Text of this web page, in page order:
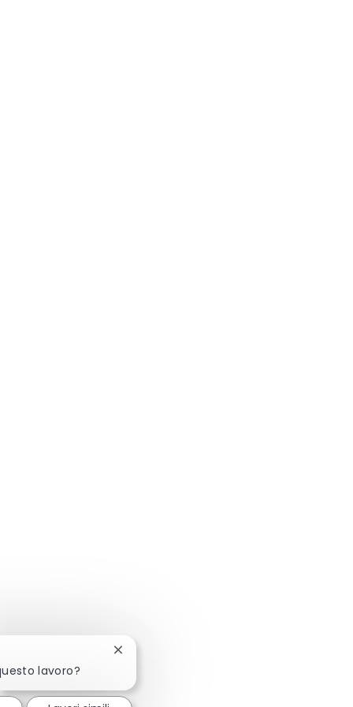
lavoro?
Chiudi la notifica del chatbot